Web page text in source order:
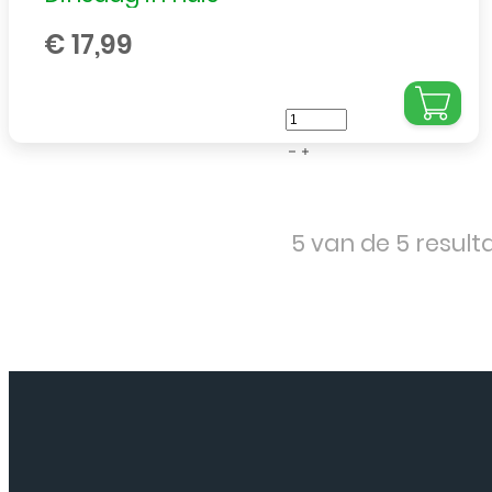
€17,99
Samsung
-
-5 van de 5